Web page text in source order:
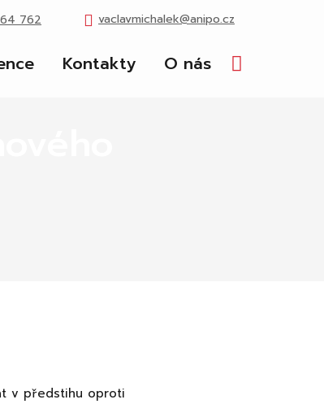
762 vaclavmichalek@anipo.cz
Kontakty O nás
v předstihu oproti